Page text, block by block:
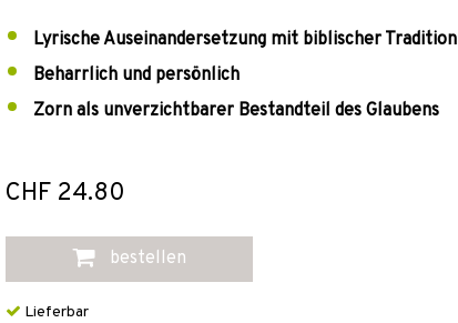
Lyrische Auseinandersetzung mit biblischer Tradition
Beharrlich und persönlich
Zorn als unverzichtbarer Bestandteil des Glaubens
CHF 24.80
bestellen
Lieferbar